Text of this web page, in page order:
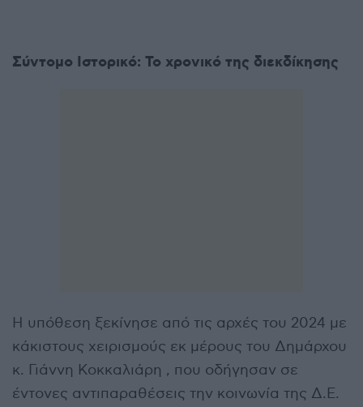
Σύντομο Ιστορικό: Το χρονικό της διεκδίκησης
Η υπόθεση ξεκίνησε από τις αρχές του 2024 με
κάκιστους χειρισμούς εκ μέρους του Δημάρχου
κ. Γιάννη Κοκκαλιάρη , που οδήγησαν σε
έντονες αντιπαραθέσεις την κοινωνία της Δ.Ε.